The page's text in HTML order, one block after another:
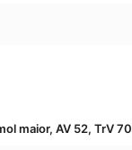
maior, AV 52, TrV 70